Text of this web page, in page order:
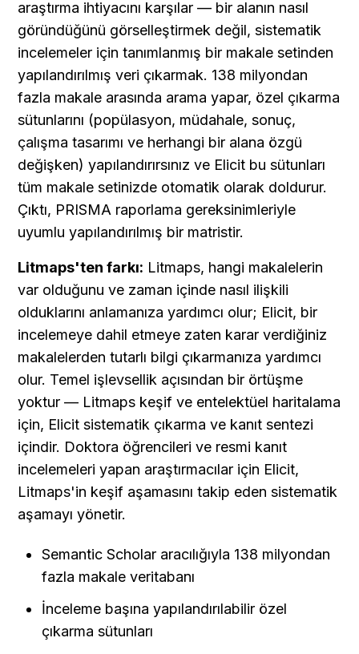
araştırma ihtiyacını karşılar — bir alanın nasıl
göründüğünü görselleştirmek değil, sistematik
incelemeler için tanımlanmış bir makale setinden
yapılandırılmış veri çıkarmak. 138 milyondan
fazla makale arasında arama yapar, özel çıkarma
sütunlarını (popülasyon, müdahale, sonuç,
çalışma tasarımı ve herhangi bir alana özgü
değişken) yapılandırırsınız ve Elicit bu sütunları
tüm makale setinizde otomatik olarak doldurur.
Çıktı, PRISMA raporlama gereksinimleriyle
uyumlu yapılandırılmış bir matristir.
Litmaps'ten farkı: Litmaps, hangi makalelerin
var olduğunu ve zaman içinde nasıl ilişkili
olduklarını anlamanıza yardımcı olur; Elicit, bir
incelemeye dahil etmeye zaten karar verdiğiniz
makalelerden tutarlı bilgi çıkarmanıza yardımcı
olur. Temel işlevsellik açısından bir örtüşme
yoktur — Litmaps keşif ve entelektüel haritalama
için, Elicit sistematik çıkarma ve kanıt sentezi
içindir. Doktora öğrencileri ve resmi kanıt
incelemeleri yapan araştırmacılar için Elicit,
Litmaps'in keşif aşamasını takip eden sistematik
aşamayı yönetir.
Semantic Scholar aracılığıyla 138 milyondan
fazla makale veritabanı
İnceleme başına yapılandırılabilir özel
çıkarma sütunları